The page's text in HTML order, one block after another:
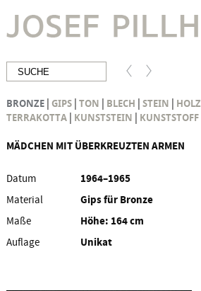
BRONZE | GIPS |TON | BLECH |STEIN | HOLZ
TERRAKOTTA | KUNSTSTEIN | KUNSTSTOFF
MÄDCHEN MIT ÜBERKREUZTEN ARMEN
Datum
1964–1965
Material
Gips für Bronze
Maße
Höhe: 164 cm
Auflage
Unikat